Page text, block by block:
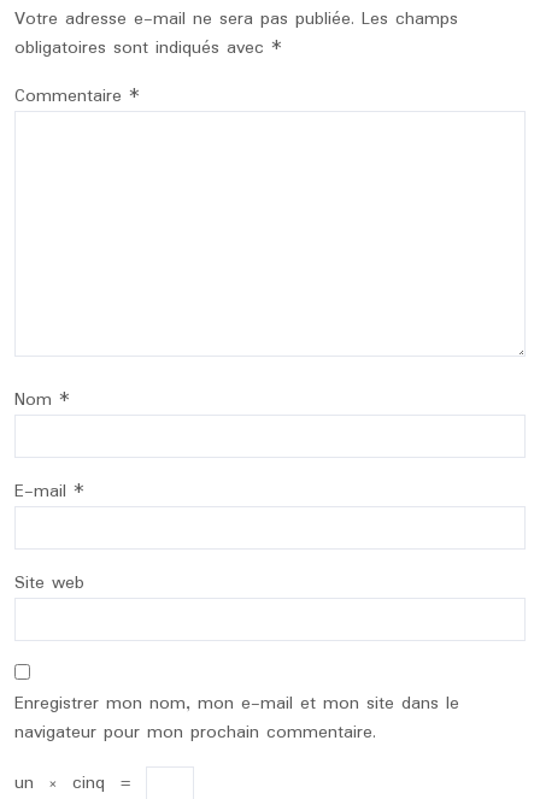
Votre adresse e-mail ne sera pas publiée. Les champs
obligatoires sont indiqués avec *
Commentaire *
Nom *
E-mail *
Site web
Enregistrer mon nom, mon e-mail et mon site dans le
navigateur pour mon prochain commentaire.
un × cinq =